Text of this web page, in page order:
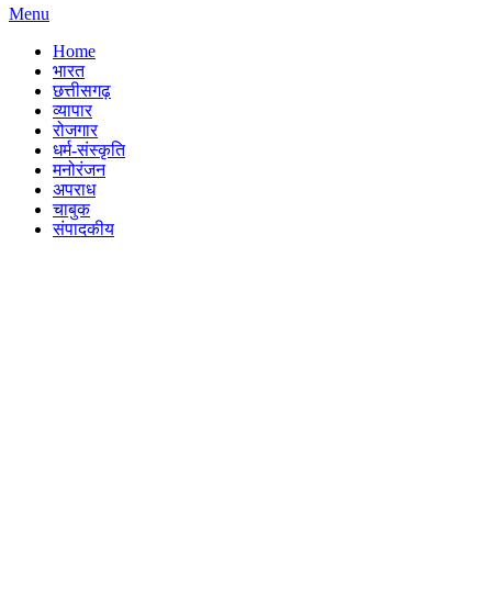
Menu
Home
भारत
छत्तीसगढ़
व्यापार
रोजगार
धर्म-संस्कृति
मनोरंजन
अपराध
चाबुक
संपादकीय